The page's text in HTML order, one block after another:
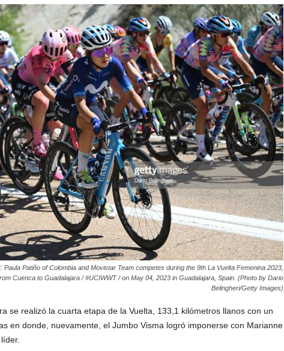
Paula Patiño of Colombia and Movistar Team competes during the 9th La Vuelta Femenina 2023,
Cuenca to Guadalajara / #UCIWWT / on May 04, 2023 in Guadalajara, Spain. (Photo by Dario
Belingheri/Getty Images)
se realizó la cuarta etapa de la Vuelta, 133,1 kilómetros llanos con un
en donde, nuevamente, el Jumbo Visma logró imponerse con Marianne